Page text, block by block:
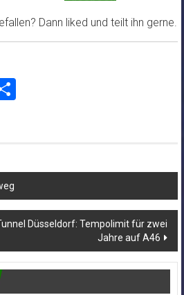
Dann liked und teilt ihn gerne.
Teilen
Düsseldorf: Tempolimit für zwei
Jahre auf A46